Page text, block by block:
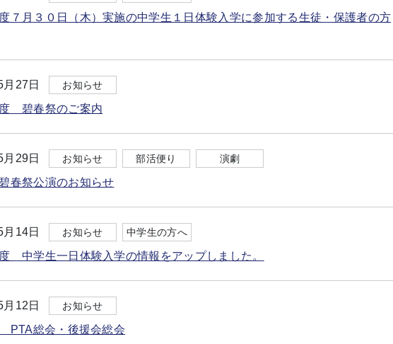
７月３０日（木）実施の中学生１日体験入学に参加する生徒・保護者の方
27日 お知らせ
碧春祭のご案内
29日 お知らせ 部活便り 演劇
春祭公演のお知らせ
14日 お知らせ 中学生の方へ
中学生一日体験入学の情報をアップしました。
12日 お知らせ
PTA総会・後援会総会